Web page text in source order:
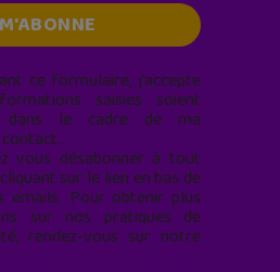
ce formulaire, j’accepte
saisies soient
dans le cadre de ma
vous désabonner à tout
sur le lien en bas de
emails. Pour obtenir plus
sur nos pratiques de
rendez-vous sur notre